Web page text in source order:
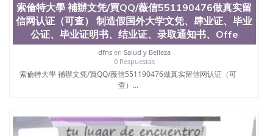
索倫特大學 補辦文凭/買QQ/薇信551190476做真实留
信网认证（可查） 制造假国外大学文凭、肆业证、毕业
公证、毕业证明书、结业证、录取通知书、Offe
dfnsen Salud y Belleza
0 Respuestas
索倫特大學 補辦文凭/買QQ/薇信551190476做真实留信网认证（可
查）...